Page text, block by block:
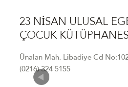
23 NİSAN ULUSAL
ÇOCUK
Ünalan Mah. Libadiye Cd
(0216) 324 5155